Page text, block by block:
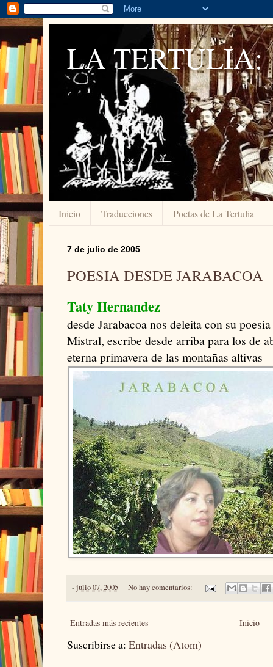
LA TERTULIA:
Inicio Traducciones Poetas de La Tertulia
7 de julio de 2005
POESIA DESDE JARABACOA
Taty Hernandez
desde Jarabacoa nos deleita con su
Mistral, escribe desde arriba para los de
eterna primavera de las montañas altivas
-julio 07, 2005 No hay comentarios:
Entradas más recientes Inicio
Suscribirse a: Entradas (Atom)